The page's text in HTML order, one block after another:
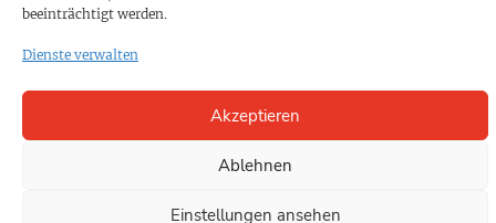
beeinträchtigt werden.
Dienste verwalten
Akzeptieren
Ablehnen
Einstellungen ansehen
Cookie-Richtlinie